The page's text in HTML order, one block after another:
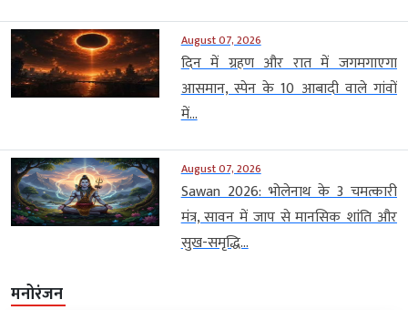
August 07, 2026
दिन में ग्रहण और रात में जगमगाएगा
आसमान, स्पेन के 10 आबादी वाले गांवों
में...
August 07, 2026
Sawan 2026: भोलेनाथ के 3 चमत्कारी
मंत्र, सावन में जाप से मानसिक शांति और
सुख-समृद्धि...
मनोरंजन